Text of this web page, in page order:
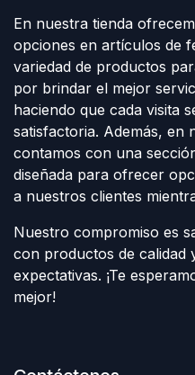
En nuestra tienda
opciones en artículos de
variedad de productos
por brindar el mejor
haciendo que cada visita
satisfactoria. Además, en
contamos con una
diseñada para ofrecer
a nuestros clientes
Nuestro compromiso es
con productos de calidad
expectativas. ¡Te
mejor!